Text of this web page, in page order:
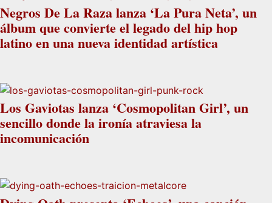
Negros De La Raza lanza ‘La Pura Neta’, un
álbum que convierte el legado del hip hop
latino en una nueva identidad artística
Los Gaviotas lanza ‘Cosmopolitan Girl’, un
sencillo donde la ironía atraviesa la
incomunicación